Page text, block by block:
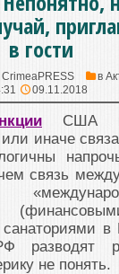
в гости
CrimeaPRESS в
09.11.2018
США
иначе
связь
в
не понять.